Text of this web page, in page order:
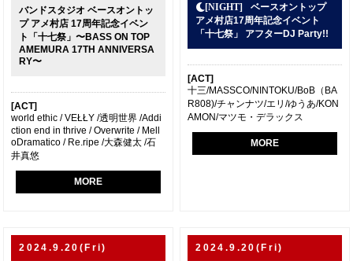
バンドスタジオ ベースオントッ
プ アメ村店 17周年記念イベン
ト「十七祭」〜BASS ON TOP
AMEMURA 17TH ANNIVERSA
RY〜
[ACT]
world ethic / VEŁŁY /透明世界 /Addi
ction end in thrive / Overwrite / Mell
oDramatico / Re.ripe /大森健太 /石
井真悠
MORE
ベースオントップ
アメ村店17周年記念イベント
「十七祭」 アフターDJ Party!!
[ACT]
十三/MASSCO/NINTOKU/BoB（BA
R808)/チャンナツ/エリ/ゆうあ/KON
AMON/マツモ・デラックス
MORE
2024.9.20(Fri) 2024.9.20(Fri)